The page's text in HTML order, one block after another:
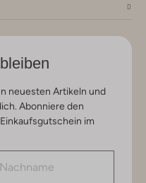
neuesten Artikeln und
Abonniere den
im